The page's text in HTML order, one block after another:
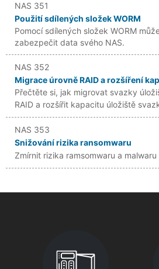
NAS 351
Použití sdílených složek WORM
Pomocí sdílených složek WORM
zabezpečit data svého NAS.
NAS 352
Migrace úrovně RAID a rozšíření
Přečtěte si, jak migrovat svazky
RAID a rozšířit kapacitu úložiště
NAS 353
Snižování rizika ransomwaru
Zmírnit rizika ramsomwaru a malwaru